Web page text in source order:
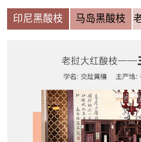
印尼黑酸枝 马岛黑酸枝